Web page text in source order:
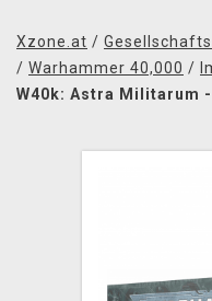
BÜCHER & COMICS
Xzone.at /
/ Warhammer 40,000 /
W40k: Astra Militarum